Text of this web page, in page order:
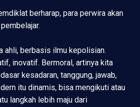
berharap, para perwira akan
ahli, berbasis ilmu kepolisian.
inovatif. Bermoral, artinya kita
kesadaran, tanggung, jawab,
itu dinamis, bisa mengikuti atau
langkah lebih maju dari